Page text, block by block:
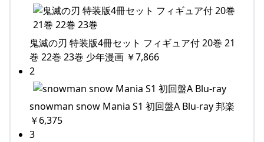
鬼滅の刃 特装版4冊セット フィギュア付 20巻 21
巻 22巻 23巻 少年漫画 ￥7,866
2
snowman snow Mania S1 初回盤A Blu-ray 邦楽
￥6,375
3